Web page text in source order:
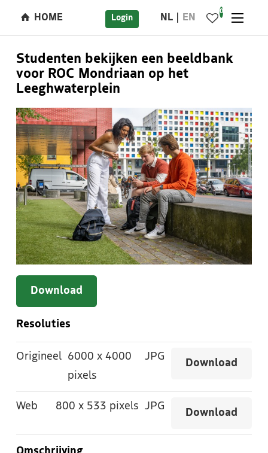
HOME Login NL EN
0
Studenten bekijken een beeldbank
voor ROC Mondriaan op het
Leeghwaterplein
Download
Resoluties
Origineel 6000 x 4000
pixels
JPG
Download
Web 800 x 533 pixels JPG
Download